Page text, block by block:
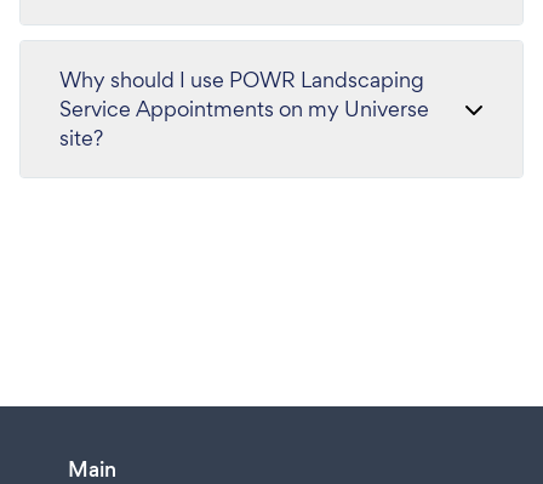
Why should I use POWR Landscaping
Service Appointments on my Universe
site?
Main